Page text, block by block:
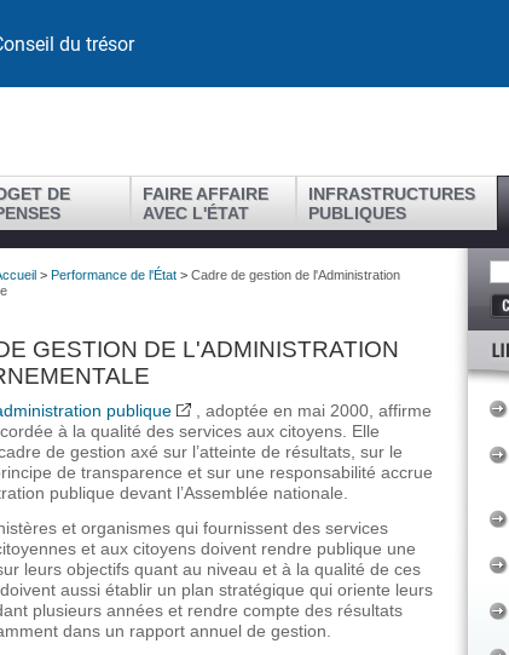
du trésor
DE
FAIRE AFFAIRE
AVEC L'ÉTAT
INFRASTRUCTURES
PUBLIQUES
> Performance de l'État > Cadre de gestion de l'Administration
GESTION DE L'ADMINISTRATION
publique
, adoptée en mai 2000, affirme
à la qualité des services aux citoyens. Elle
de gestion axé sur l’atteinte de résultats, sur le
de transparence et sur une responsabilité accrue
publique devant l’Assemblée nationale.
et organismes qui fournissent des services
et aux citoyens doivent rendre publique une
leurs objectifs quant au niveau et à la qualité de ces
aussi établir un plan stratégique qui oriente leurs
plusieurs années et rendre compte des résultats
dans un rapport annuel de gestion.